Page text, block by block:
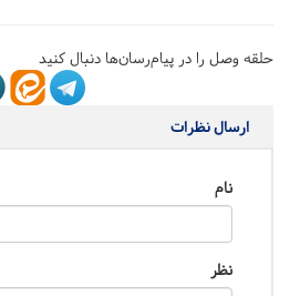
حلقه وصل را در پیام‌رسان‌ها دنبال کنید
ارسال نظرات
نام
نظر